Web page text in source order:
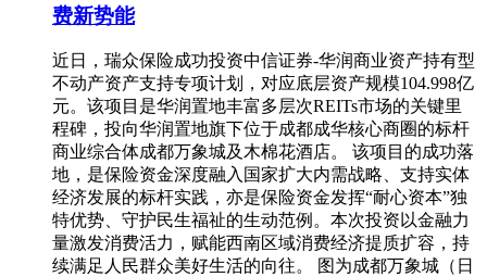
费新势能
近日，瑞众保险成功投资中信证券-华润商业资产持有型
不动产资产支持专项计划，对应底层资产规模104.998亿
元。该项目是华润置地丰富多层次REITs市场的关键里
程碑，投向华润置地旗下位于成都成华核心商圈的标杆
商业综合体成都万象城及木棉花酒店。 该项目的成功落
地，是保险资金深度融入国家扩大内需战略、支持实体
经济发展的标杆实践，亦是保险资金发挥“耐心资本”独
特优势、守护民生福祉的生动范例。本次投资以金融力
量激发消费活力，赋能西南区域消费经济提质扩容，持
续满足人民群众美好生活的向往。 图为成都万象城（日